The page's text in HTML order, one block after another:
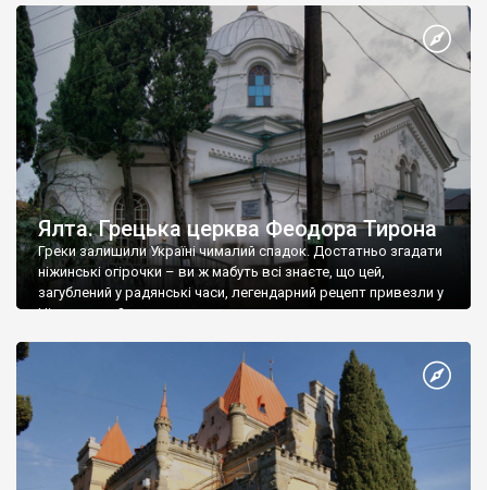
Ялта. Грецька церква Феодора Тирона
Греки залишили Україні чималий спадок. Достатньо згадати
ніжинські огірочки – ви ж мабуть всі знаєте, що цей,
загублений у радянські часи, легендарний рецепт привезли у
Ніжин греки?